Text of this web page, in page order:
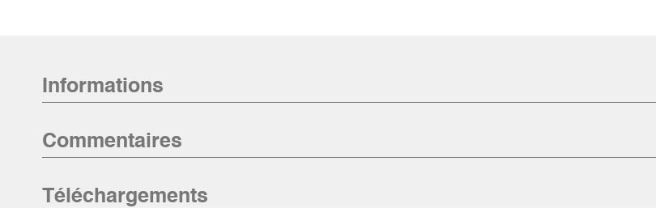
Informations
Commentaires
Téléchargements